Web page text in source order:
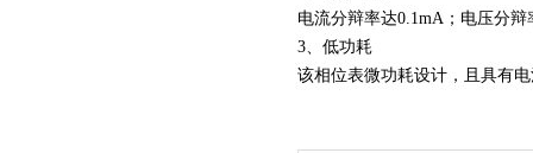
电流分辩率达0.1mA；电压分辩
3、低功耗
该相位表微功耗设计，且具有